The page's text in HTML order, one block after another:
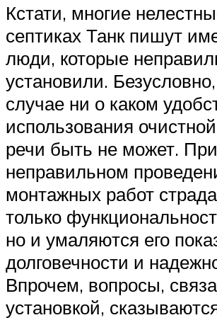
Кстати, многие
септиках Танк пишут
люди, которые
установили.
случае ни о каком
использования
речи быть не может. При
неправильном
монтажных работ
только
но и умаляются его
долговечности и
Впрочем, вопросы,
установкой,